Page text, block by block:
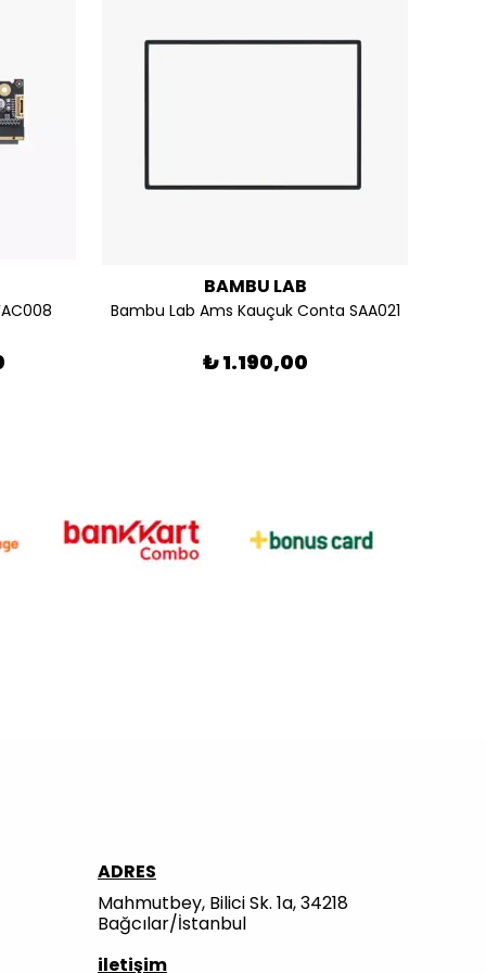
BAMBU LAB
Bambu Lab Ams Kauçuk Conta SAA021
₺ 1.190,00
ADRES
Mahmutbey, Bilici Sk. 1a, 34218
Bağcılar/İstanbul
iletişim